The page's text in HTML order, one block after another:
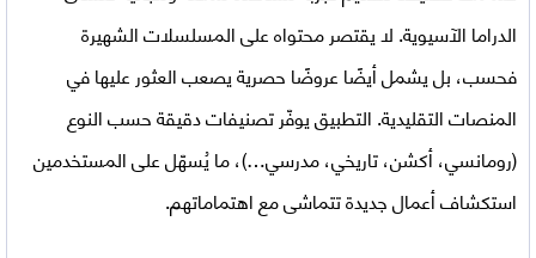
الدراما الآسيوية. لا يقتصر محتواه على المسلسلات الشهيرة
فحسب، بل يشمل أيضًا عروضًا حصرية يصعب العثور عليها في
المنصات التقليدية. التطبيق يوفّر تصنيفات دقيقة حسب النوع
(رومانسي، أكشن، تاريخي، مدرسي…)، ما يُسهّل على المستخدمين
استكشاف أعمال جديدة تتماشى مع اهتماماتهم.